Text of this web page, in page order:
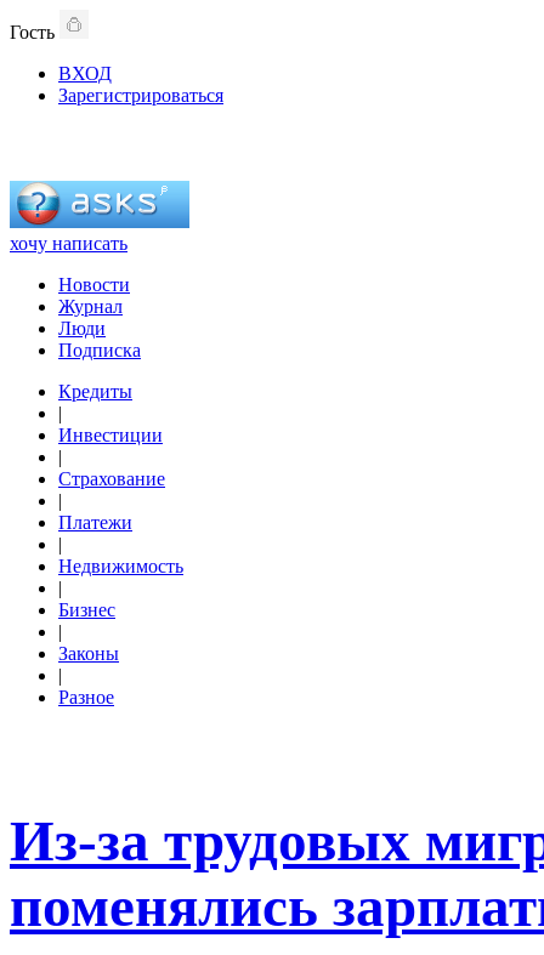
Гость
ВХОД
Зарегистрироваться
хочу написать
Новости
Журнал
Люди
Подписка
Кредиты
|
Инвестиции
|
Страхование
|
Платежи
|
Недвижимость
|
Бизнес
|
Законы
|
Разное
Из-за трудовых
поменялись